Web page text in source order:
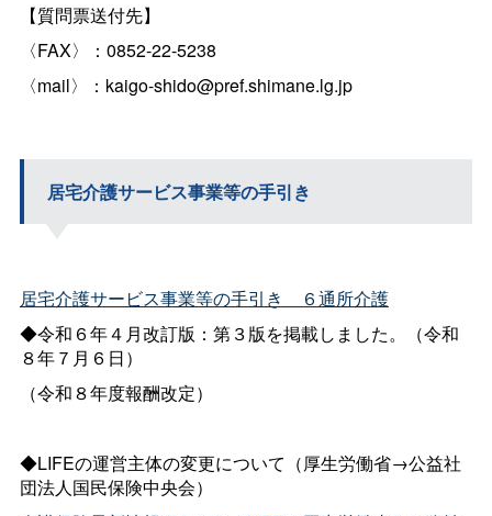
【質問票送付先】
〈FAX〉：0852-22-5238
〈mail〉：kaigo-shido@pref.shimane.lg.jp
居宅介護サービス事業等の手引き
居宅介護サービス事業等の手引き＿６通所介護
◆令和６年４月改訂版：第３版を掲載しました。（令和
８年７月６日）
（令和８年度報酬改定）
◆LIFEの運営主体の変更について（厚生労働省→公益社
団法人国民保険中央会）